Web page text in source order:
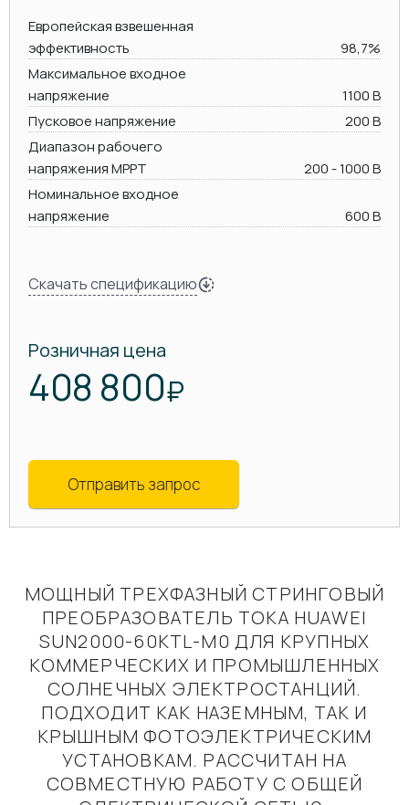
Европейская взвешенная
эффективность
98,7%
Максимальное входное
напряжение
1100 В
Пусковое напряжение
200 В
Диапазон рабочего
напряжения MPPT
200 - 1000 В
Номинальное входное
напряжение
600 В
Скачать спецификацию
Розничная цена
408 800₽
Отправить запрос
МОЩНЫЙ ТРЕХФАЗНЫЙ СТРИНГОВЫЙ
ПРЕОБРАЗОВАТЕЛЬ ТОКА HUAWEI
SUN2000-60KTL-M0 ДЛЯ КРУПНЫХ
КОММЕРЧЕСКИХ И ПРОМЫШЛЕННЫХ
СОЛНЕЧНЫХ ЭЛЕКТРОСТАНЦИЙ.
ПОДХОДИТ КАК НАЗЕМНЫМ, ТАК И
КРЫШНЫМ ФОТОЭЛЕКТРИЧЕСКИМ
УСТАНОВКАМ. РАССЧИТАН НА
СОВМЕСТНУЮ РАБОТУ С ОБЩЕЙ